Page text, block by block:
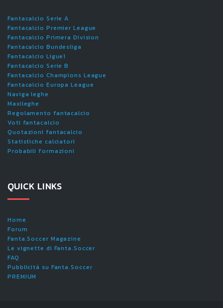
Fantacalcio Serie A
Fantacalcio Premier League
Fantacalcio Primera Division
Fantacalcio Bundesliga
Fantacalcio Ligue1
Fantacalcio Serie B
Fantacalcio Champions League
Fantacalcio Europa League
Naviga leghe
Maxileghe
Regolamento fantacalcio
Voti fantacalcio
Quotazioni fantacalcio
Statistiche calciatori
Probabili formazioni
QUICK LINKS
Home
Forum
Fanta.Soccer Magazine
Le vignette di Fanta.Soccer
FAQ
Pubblicità su Fanta.Soccer
PREMIUM